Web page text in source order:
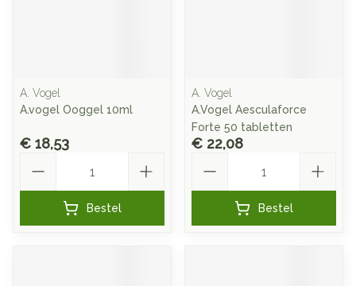
A. Vogel
A.vogel Ooggel 10ml
€ 18,53
Bestel
A. Vogel
A.Vogel Aesculaforce
Forte 50 tabletten
€ 22,08
Bestel